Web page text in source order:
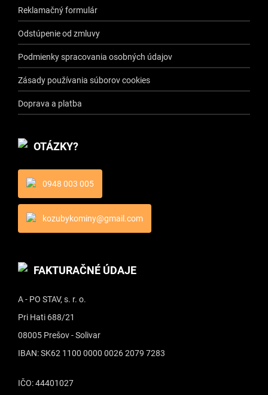
Reklamačný formulár
Odstúpenie od zmluvy
Podmienky spracovania osobných údajov
Zásady používania súborov cookies
Doprava a platba
OTÁZKY?
0948 003 005
kozubykominy@gmail.com
FAKTURAČNÉ ÚDAJE
A - PO STAV, s. r. o.
Pri Hati 688/21
08005 Prešov - Solivar
IBAN: SK62 1100 0000 0026 2079 7283
IČO: 44401027